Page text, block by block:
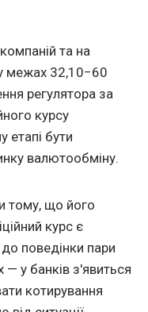
та на
межах 32,10−60
регулятора за
курсу
етапі бути
валютообміну.
тому, що його
курс є
поведінки пари
— у банків з'явиться
котирування